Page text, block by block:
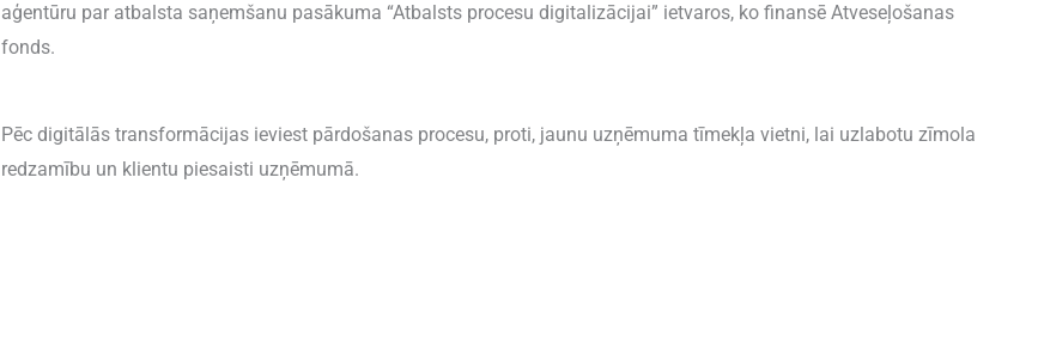
aģentūru par atbalsta saņemšanu pasākuma “Atbalsts procesu digitalizācijai” ietvaros, ko finansē Atveseļošanas
fonds.
Pēc digitālās transformācijas ieviest pārdošanas procesu, proti, jaunu uzņēmuma tīmekļa vietni, lai uzlabotu zīmola
redzamību un klientu piesaisti uzņēmumā.